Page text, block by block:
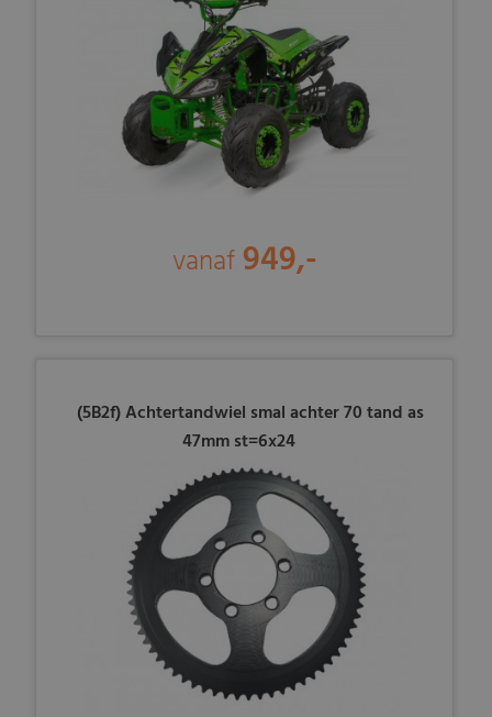
vanaf 949,-
(5B2f) Achtertandwiel smal achter 70 tand as
47mm st=6x24